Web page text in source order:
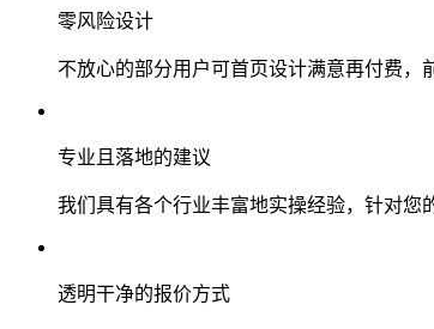
零风险设计
不放心的部分用户可首页设计满意再付费，
专业且落地的建议
我们具有各个行业丰富地实操经验，针对您
透明干净的报价方式